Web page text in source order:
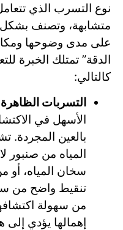
نوع التسرب الذي
متشابهة، وتصنف بشكل
على مدى وضوحها
الدقة” تمتلك الخبرة
كالتالي:
التسربات
الأسهل في
بالعين المجردة.
المياه من صنبور
سخان المياه، أو
تنقيط واضح من
من سهولة
إهمالها يؤدي إلى